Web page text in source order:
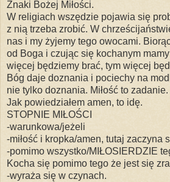
Znaki Bożej Miłości.
W religiach wszędzie pojawia się
z nią trzeba zrobić. W
nas i my żyjemy tego owocami.
od Boga i czując się kochanym
więcej będziemy brać, tym więcej
Bóg daje doznania i pociechy na
nie tylko doznania. Miłość to zadanie.
Jak powiedziałem amen, to idę.
STOPNIE MIŁOŚCI
-warunkowa/jeżeli
-miłość i kropka/amen, tutaj zaczyna
-pomimo wszystko/MIŁOSIERDZIE
Kocha się pomimo tego że jest się
-wyraża się w czynach.